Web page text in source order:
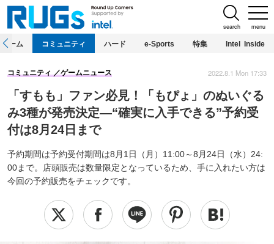
menu
search
ホーム コミュニティ ハード e-Sports 特集 Intel Inside
「すもも」ファン必見！「もぴょ」のぬいぐる
み3種が発売決定―“確実に入手できる”予約受
付は8月24日まで
予約期間は予約受付期間は8月1日（月）11:00～8月24日（水）24:
00まで。店頭販売は数量限定となっているため、手に入れたい方は
今回の予約販売をチェックです。
コミュニティ ゲームニュース 2022.8.1 Mon 17:33